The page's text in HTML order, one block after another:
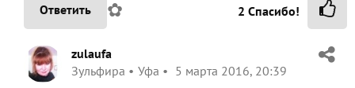
Ответить ✿ 2 Спасибо!
zulaufa
Зульфира
Уфа 5 марта 2016, 20:39